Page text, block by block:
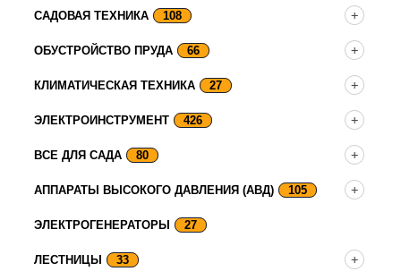
САДОВАЯ ТЕХНИКА 108
ОБУСТРОЙСТВО ПРУДА 66
КЛИМАТИЧЕСКАЯ ТЕХНИКА 27
ЭЛЕКТРОИНСТРУМЕНТ 426
ВСЕ ДЛЯ САДА 80
АППАРАТЫ ВЫСОКОГО ДАВЛЕНИЯ (АВД) 105
ЭЛЕКТРОГЕНЕРАТОРЫ 27
ЛЕСТНИЦЫ 33